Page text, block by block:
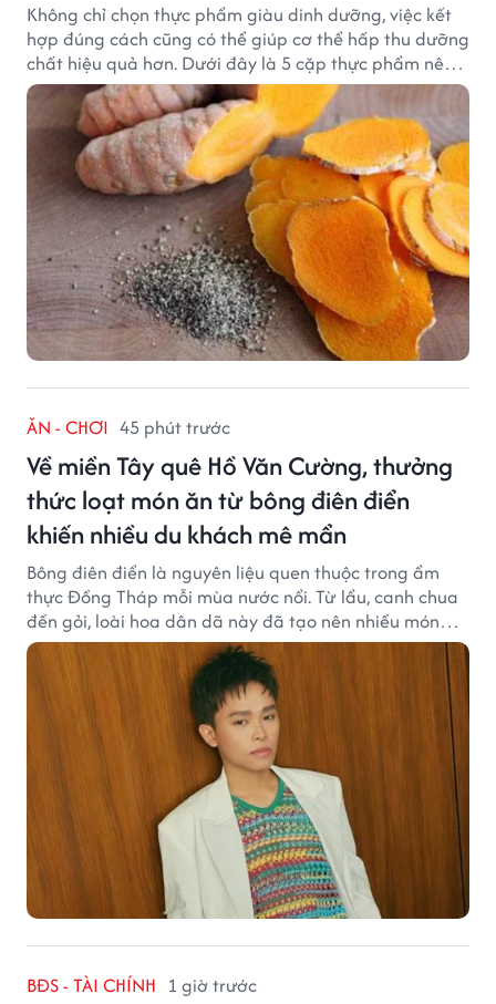
Không chỉ chọn thực phẩm giàu dinh dưỡng, việc kết
hợp đúng cách cũng có thể giúp cơ thể hấp thu dưỡng
chất hiệu quả hơn. Dưới đây là 5 cặp thực phẩm nên
ăn cùng nhau để tối ưu giá trị dinh dưỡng.
ĂN - CHƠI 45 phút trước
Về miền Tây quê Hồ Văn Cường, thưởng
thức loạt món ăn từ bông điên điển
khiến nhiều du khách mê mẩn
Bông điên điển là nguyên liệu quen thuộc trong ẩm
thực Đồng Tháp mỗi mùa nước nổi. Từ lẩu, canh chua
đến gỏi, loài hoa dân dã này đã tạo nên nhiều món
ngon khiến du khách khó quên.
BĐS - TÀI CHÍNH 1 giờ trước